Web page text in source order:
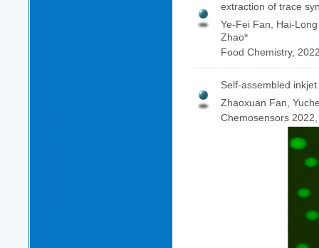
extraction of trace
Ye-Fei Fan, Hai-
Zhao*
Food Chemistry,
Self-assembled
Zhaoxuan Fan,
Chemosensors